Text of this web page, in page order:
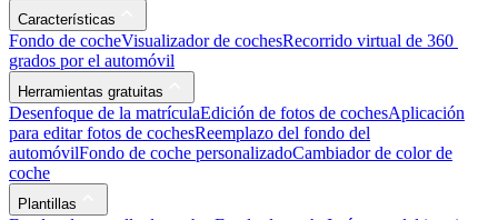
Características
Fondo de cocheVisualizador de cochesRecorrido virtual de 360 ​​
grados por el automóvil
Herramientas gratuitas
Desenfoque de la matrículaEdición de fotos de cochesAplicación
para editar fotos de cochesReemplazo del fondo del
automóvilFondo de coche personalizadoCambiador de color de
coche
Plantillas